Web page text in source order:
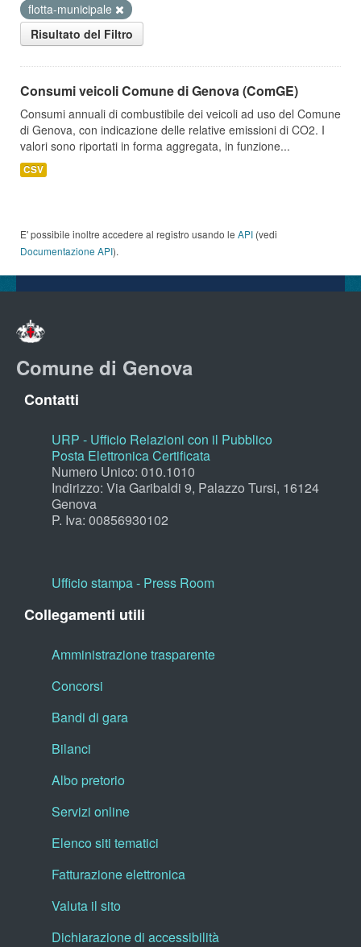
flotta-municipale
Risultato del Filtro
Consumi veicoli Comune di Genova (ComGE)
Consumi annuali di combustibile dei veicoli ad uso del Comune
di Genova, con indicazione delle relative emissioni di CO2. I
valori sono riportati in forma aggregata, in funzione...
CSV
E' possibile inoltre accedere al registro usando le API (vedi
Documentazione API).
Comune di Genova
Contatti
URP - Ufficio Relazioni con il Pubblico
Posta Elettronica Certificata
Numero Unico: 010.1010
Indirizzo: Via Garibaldi 9, Palazzo Tursi, 16124
Genova
P. Iva: 00856930102
Ufficio stampa - Press Room
Collegamenti utili
Amministrazione trasparente
Concorsi
Bandi di gara
Bilanci
Albo pretorio
Servizi online
Elenco siti tematici
Fatturazione elettronica
Valuta il sito
Dichiarazione di accessibilità